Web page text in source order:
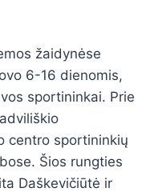
žaidynėse
6-16 dienomis,
sportininkai. Prie
centro sportininkių
Šios rungties
Daškevičiūtė ir